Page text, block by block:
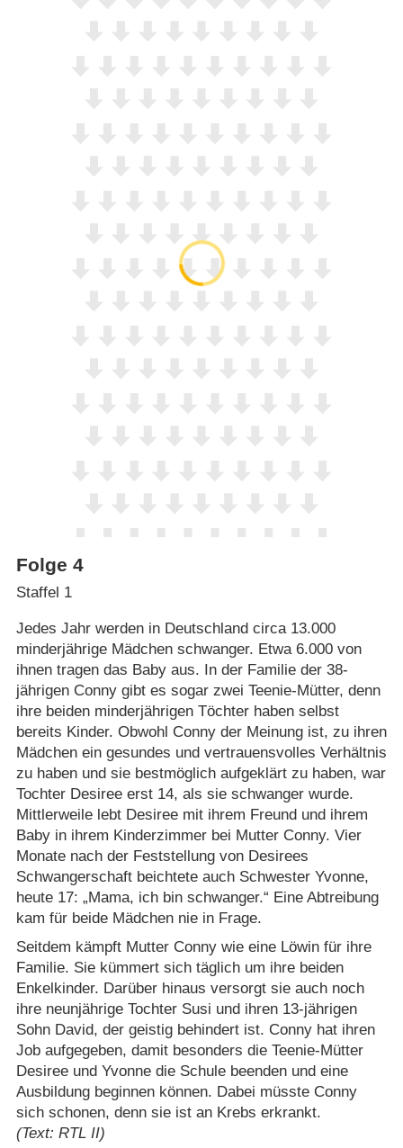
Folge 4
Staffel 1
Jedes Jahr werden in Deutschland circa 13.000
minderjährige Mädchen schwanger. Etwa 6.000 von
ihnen tragen das Baby aus. In der Familie der 38-
jährigen Conny gibt es sogar zwei Teenie-Mütter, denn
ihre beiden minderjährigen Töchter haben selbst
bereits Kinder. Obwohl Conny der Meinung ist, zu ihren
Mädchen ein gesundes und vertrauensvolles Verhältnis
zu haben und sie bestmöglich aufgeklärt zu haben, war
Tochter Desiree erst 14, als sie schwanger wurde.
Mittlerweile lebt Desiree mit ihrem Freund und ihrem
Baby in ihrem Kinderzimmer bei Mutter Conny. Vier
Monate nach der Feststellung von Desirees
Schwangerschaft beichtete auch Schwester Yvonne,
heute 17: „Mama, ich bin schwanger.“ Eine Abtreibung
kam für beide Mädchen nie in Frage.
Seitdem kämpft Mutter Conny wie eine Löwin für ihre
Familie. Sie kümmert sich täglich um ihre beiden
Enkelkinder. Darüber hinaus versorgt sie auch noch
ihre neunjährige Tochter Susi und ihren 13-jährigen
Sohn David, der geistig behindert ist. Conny hat ihren
Job aufgegeben, damit besonders die Teenie-Mütter
Desiree und Yvonne die Schule beenden und eine
Ausbildung beginnen können. Dabei müsste Conny
sich schonen, denn sie ist an Krebs erkrankt.
(Text: RTL II)